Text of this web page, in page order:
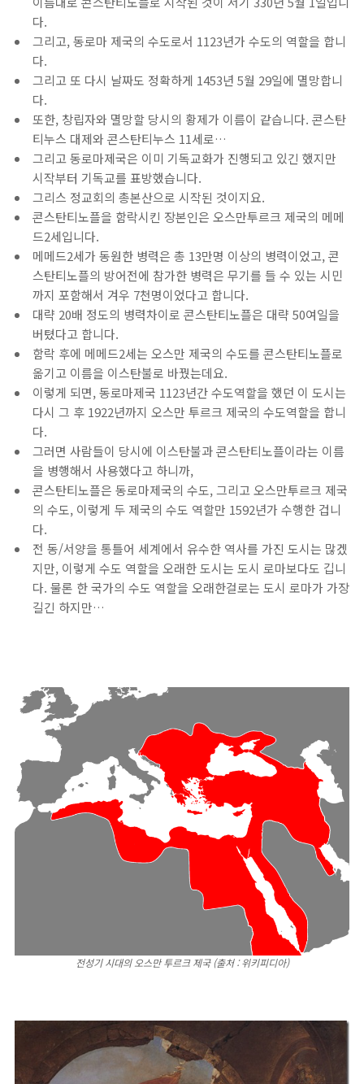
다.
그리고, 동로마 제국의 수도로서 1123년가 수도의 역할을 합니
다.
그리고 또 다시 날짜도 정확하게 1453년 5월 29일에 멸망합니
다.
또한, 창립자와 멸망할 당시의 황제가 이름이 같습니다. 콘스탄
티누스 대제와 콘스탄티누스 11세로…
그리고 동로마제국은 이미 기독교화가 진행되고 있긴 했지만
시작부터 기독교를 표방했습니다.
그리스 정교회의 총본산으로 시작된 것이지요.
콘스탄티노플을 함락시킨 장본인은 오스만투르크 제국의 메메
드2세입니다.
메메드2세가 동원한 병력은 총 13만명 이상의 병력이었고, 콘
스탄티노플의 방어전에 참가한 병력은 무기를 들 수 있는 시민
까지 포함해서 겨우 7천명이었다고 합니다.
대략 20배 정도의 병력차이로 콘스탄티노플은 대략 50여일을
버텼다고 합니다.
함락 후에 메메드2세는 오스만 제국의 수도를 콘스탄티노플로
옮기고 이름을 이스탄불로 바꿨는데요.
이렇게 되면, 동로마제국 1123년간 수도역할을 했던 이 도시는
다시 그 후 1922년까지 오스만 투르크 제국의 수도역할을 합니
다.
그러면 사람들이 당시에 이스탄불과 콘스탄티노플이라는 이름
을 병행해서 사용했다고 하니까,
콘스탄티노플은 동로마제국의 수도, 그리고 오스만투르크 제국
의 수도, 이렇게 두 제국의 수도 역할만 1592년가 수행한 겁니
다.
전 동/서양을 통틀어 세계에서 유수한 역사를 가진 도시는 많겠
지만, 이렇게 수도 역할을 오래한 도시는 도시 로마보다도 깁니
다. 물론 한 국가의 수도 역할을 오래한걸로는 도시 로마가 가장
길긴 하지만…
전성기 시대의 오스만 투르크 제국 (출처 : 위키피디아)